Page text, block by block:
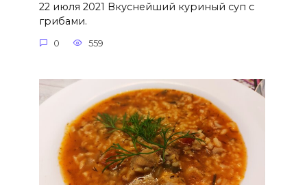
22 июля 2021 Вкуснейший куриный суп с
грибами.
0 559